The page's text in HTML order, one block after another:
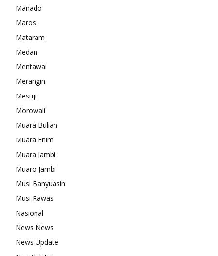
Manado
Maros
Mataram
Medan
Mentawai
Merangin
Mesuji
Morowali
Muara Bulian
Muara Enim
Muara Jambi
Muaro Jambi
Musi Banyuasin
Musi Rawas
Nasional
News News
News Update